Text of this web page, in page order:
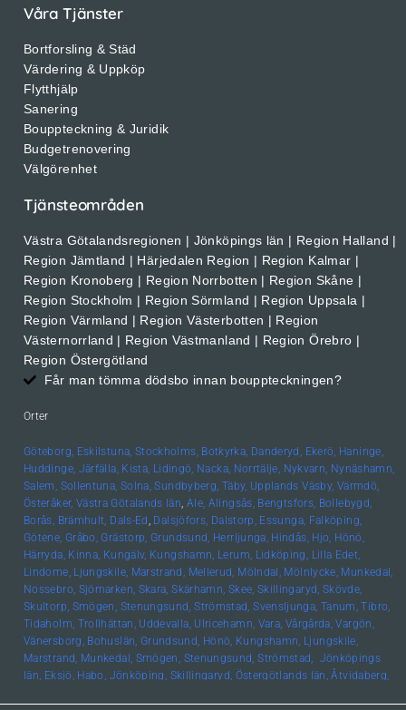
Våra Tjänster
Bortforsling & Städ
Värdering & Uppköp
Flytthjälp
Sanering
Bouppteckning & Juridik
Budgetrenovering
Välgörenhet
Tjänsteområden
Västra Götalandsregionen | Jönköpings län | Region Halland |
Region Jämtland | Härjedalen Region | Region Kalmar |
Region Kronoberg | Region Norrbotten | Region Skåne |
Region Stockholm | Region Sörmland | Region Uppsala |
Region Värmland | Region Västerbotten | Region
Västernorrland | Region Västmanland | Region Örebro |
Region Östergötland
Får man tömma dödsbo innan bouppteckningen?
Orter
Göteborg, Eskilstuna, Stockholms, Botkyrka, Danderyd, Ekerö, Haninge,
Huddinge, Järfälla, Kista, Lidingö, Nacka, Norrtälje, Nykvarn, Nynäshamn,
Salem, Sollentuna, Solna, Sundbyberg, Täby, Upplands Väsby, Värmdö,
Österåker, Västra Götalands län, Ale, Alingsås, Bengtsfors, Bollebygd,
Borås, Brämhult, Dals-Ed , Dalsjöfors, Dalstorp, Essunga, Falköping,
Götene, Gråbo, Grästorp, Grundsund, Herrljunga, Hindås, Hjo, Hönö,
Härryda, Kinna, Kungälv, Kungshamn, Lerum, Lidköping, Lilla Edet,
Lindome, Ljungskile, Marstrand, Mellerud, Mölndal, Mölnlycke, Munkedal,
Nossebro, Sjömarken, Skara, Skärhamn, Skee, Skillingaryd, Skövde,
Skultorp, Smögen, Stenungsund, Strömstad, Svensljunga, Tanum, Tibro,
Tidaholm, Trollhättan, Uddevalla, Ulricehamn, Vara, Vårgårda, Vargön,
Vänersborg, Bohuslän, Grundsund, Hönö, Kungshamn, Ljungskile,
Marstrand, Munkedal, Smögen, Stenungsund, Strömstad, Jönköpings
län, Eksjö, Habo, Jönköping, Skillingaryd, Östergötlands län, Åtvidaberg,